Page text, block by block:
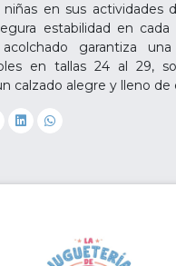
en sus actividades
estabilidad en cada
garantiza una
en tallas 24 al 29,
calzado alegre y lleno de